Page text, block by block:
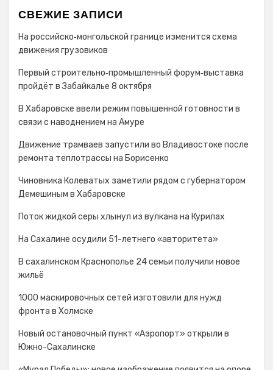
СВЕЖИЕ ЗАПИСИ
На российско‑монгольской границе изменится схема
движения грузовиков
Первый строительно‑промышленный форум‑выставка
пройдёт в Забайкалье 8 октября
В Хабаровске ввели режим повышенной готовности в
связи с наводнением на Амуре
Движение трамваев запустили во Владивостоке после
ремонта теплотрассы на Борисенко
Чиновника Колеватых заметили рядом с губернатором
Демешиным в Хабаровске
Поток жидкой серы хлынул из вулкана на Курилах
На Сахалине осудили 51-летнего «авторитета»
В сахалинском Краснополье 24 семьи получили новое
жильё
1000 маскировочных сетей изготовили для нужд
фронта в Холмске
Новый остановочный пункт «Аэропорт» открыли в
Южно-Сахалинске